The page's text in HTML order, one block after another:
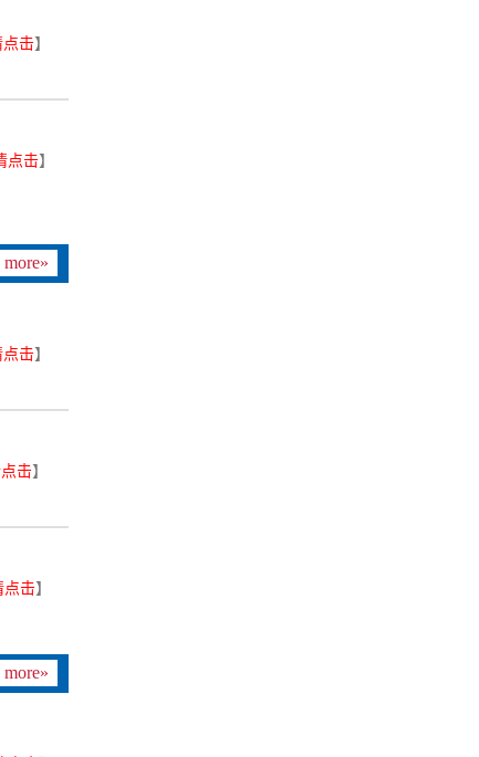
点击】
点击】
more»
点击】
击】
点击】
more»